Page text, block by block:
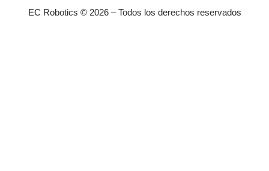
EC Robotics © 2026 – Todos los derechos reservados